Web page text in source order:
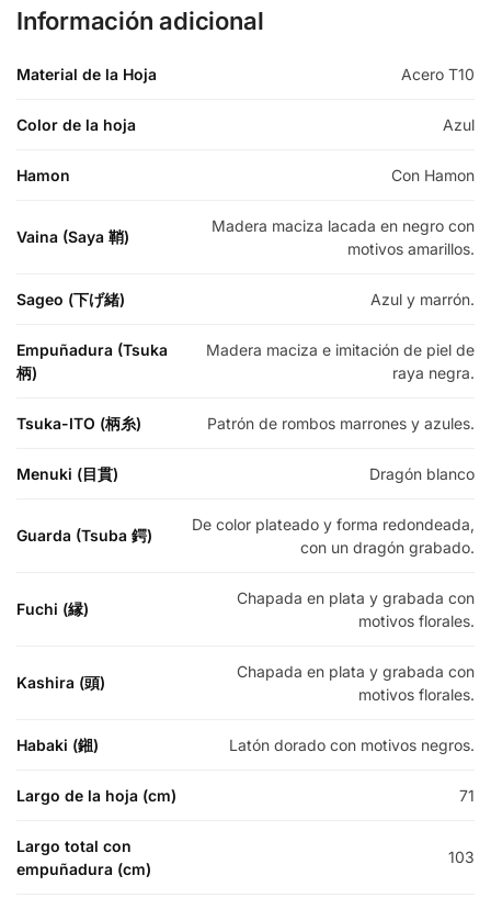
Información adicional
Material de la Hoja Acero T10
Color de la hoja Azul
Hamon Con Hamon
Vaina (Saya 鞘)
Madera maciza lacada en negro con
motivos amarillos.
Sageo (下げ緒) Azul y marrón.
Empuñadura (Tsuka
柄)
Madera maciza e imitación de piel de
raya negra.
Tsuka-ITO (柄糸) Patrón de rombos marrones y azules.
Menuki (目貫) Dragón blanco
Guarda (Tsuba 鍔)
De color plateado y forma redondeada,
con un dragón grabado.
Fuchi (縁)
Chapada en plata y grabada con
motivos florales.
Kashira (頭)
Chapada en plata y grabada con
motivos florales.
Habaki (鎺) Latón dorado con motivos negros.
Largo de la hoja (cm) 71
Largo total con
empuñadura (cm)
103